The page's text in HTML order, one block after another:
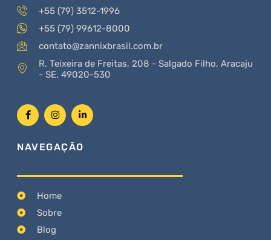
+55 (79) 3512-1996
+55 (79) 99612-8000
contato@zannixbrasil.com.br
R. Teixeira de Freitas, 208 - Salgado Filho, Aracaju
- SE, 49020-530
NAVEGAÇÃO
Home
Sobre
Blog